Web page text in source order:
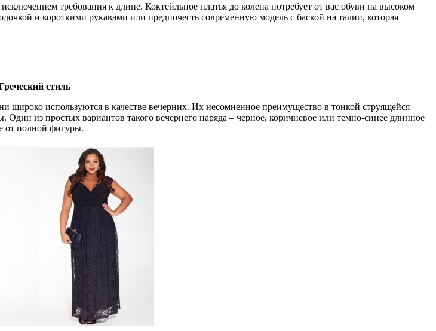
требования к длине. Коктейльное платья до колена потребует от вас обуви на высоком
и короткими рукавами или предпочесть современную модель с баской на талии, которая
стиль
используются в качестве вечерних. Их несомненное преимущество в тонкой струящейся
из простых вариантов такого вечернего наряда – черное, коричневое или темно-синее длинное
от полной фигуры.